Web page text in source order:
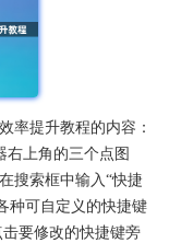
率提升教程的内容：
右上角的三个点图
搜索框中输入“快捷
种可自定义的快捷键
要修改的快捷键旁